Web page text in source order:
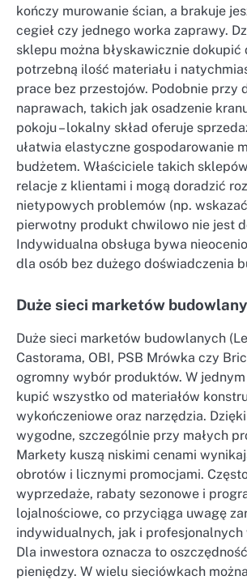
kończy murowanie ścian, a brakuje
cegieł czy jednego worka zaprawy.
sklepu można błyskawicznie dokupić
potrzebną ilość materiału i
prace bez przestojów. Podobnie przy
naprawach, takich jak osadzenie
pokoju – lokalny skład oferuje
ułatwia elastyczne gospodarowanie
budżetem. Właściciele takich
relacje z klientami i mogą doradzić
nietypowych problemów (np.
pierwotny produkt chwilowo nie jest
Indywidualna obsługa bywa
dla osób bez dużego doświadczenia
Duże sieci marketów
Duże sieci marketów budowlanych
Castorama, OBI, PSB Mrówka czy
ogromny wybór produktów. W
kupić wszystko od materiałów
wykończeniowe oraz narzędzia.
wygodne, szczególnie przy małych
Markety kuszą niskimi cenami
obrotów i licznymi promocjami.
wyprzedaże, rabaty sezonowe i
lojalnościowe, co przyciąga uwagę
indywidualnych, jak i profesjonalnych
Dla inwestora oznacza to
pieniędzy. W wielu sieciówkach